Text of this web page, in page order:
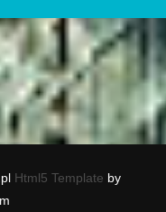
Html5 Template by